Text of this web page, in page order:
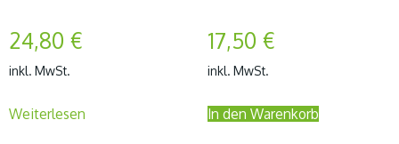
24,80 €
inkl. MwSt.
Weiterlesen
17,50 €
inkl. MwSt.
In den Warenkorb